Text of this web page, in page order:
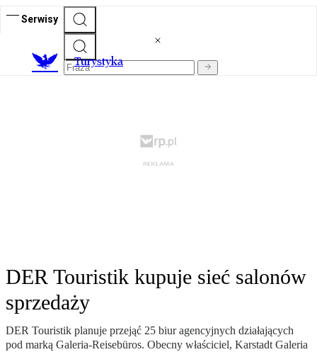
Serwisy
Turystyka
DER Touristik kupuje sieć salonów
sprzedaży
DER Touristik planuje przejąć 25 biur agencyjnych działających
pod marką Galeria-Reisebüros. Obecny właściciel, Karstadt Galeria